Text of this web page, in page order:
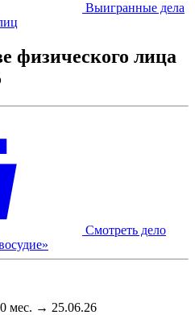
Выигранные дела
физического лица
Смотреть дело
мес. → 25.06.26